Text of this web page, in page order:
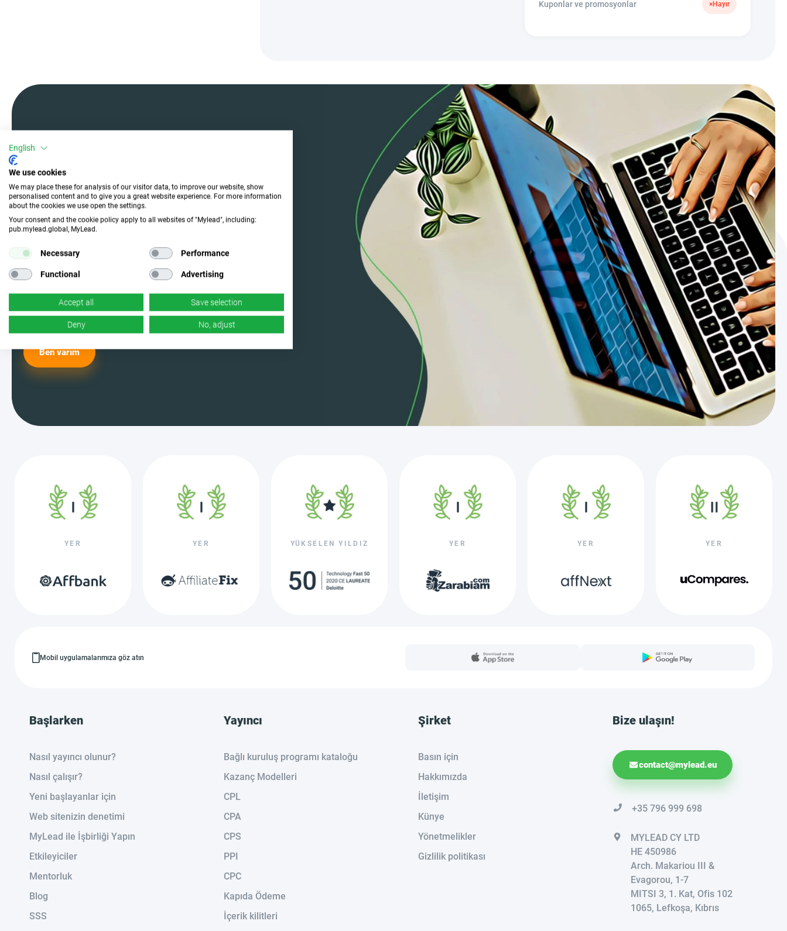
Kuponlar ve promosyonlar ×Hayır
Bize katılın ve
mükemmel kampanyayı
seçin
MyLead kullanıcılarından biri olun ve
en etkili kampanyalardan seçim
yapın. Evet, doğru okudunuz -
bunlardan bolca var.
Ben varım
YER YER YÜKSELEN YILDIZ YER YER YER
Mobil uygulamalarımıza göz atın
Başlarken
Nasıl yayıncı olunur?
Nasıl çalışır?
Yeni başlayanlar için
Web sitenizin denetimi
MyLead ile İşbirliği Yapın
Etkileyiciler
Mentorluk
Blog
SSS
Yayıncı
Bağlı kuruluş programı kataloğu
Kazanç Modelleri
CPL
CPA
CPS
PPI
CPC
Kapıda Ödeme
İçerik kilitleri
Şirket
Basın için
Hakkımızda
İletişim
Künye
Yönetmelikler
Gizlilik politikası
Bize ulaşın!
contact@mylead.eu
+35 796 999 698
MYLEAD CY LTD
HE 450986
Arch. Makariou III &
Evagorou, 1-7
MITSI 3, 1. Kat, Ofis 102
1065, Lefkoşa, Kıbrıs
English
We use cookies
We may place these for analysis of our visitor data, to improve our website, show
personalised content and to give you a great website experience. For more information
about the cookies we use open the settings.
Your consent and the cookie policy apply to all websites of "Mylead", including:
pub.mylead.global, MyLead.
Necessary Performance
Functional Advertising
Accept all Save selection
Deny No, adjust